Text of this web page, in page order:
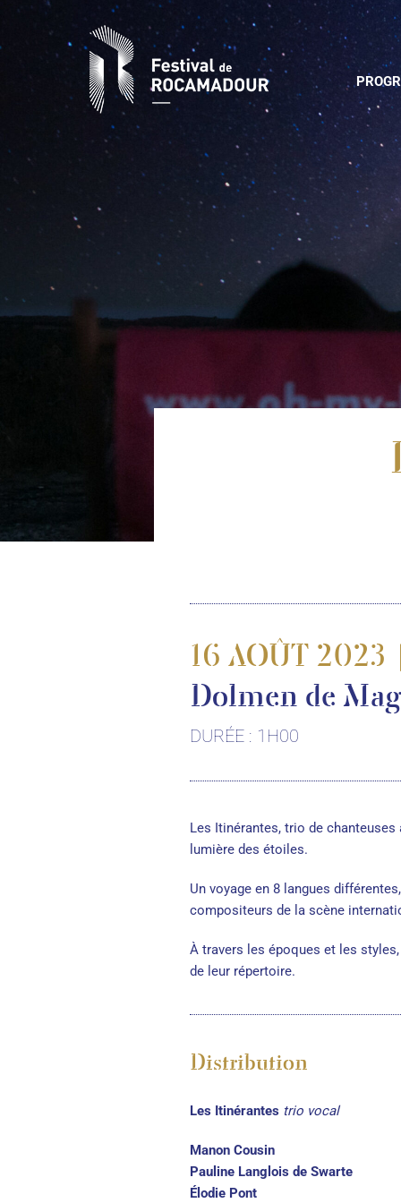
16 AOÛT
Dolmen de
DURÉE : 1H00
Les Itinérantes, trio de
lumière des étoiles.
Un voyage en 8 langues
compositeurs de la scène
À travers les époques et les
de leur répertoire.
Distribution
Les Itinérantes trio vocal
Manon Cousin
Pauline Langlois de Swarte
Élodie Pont